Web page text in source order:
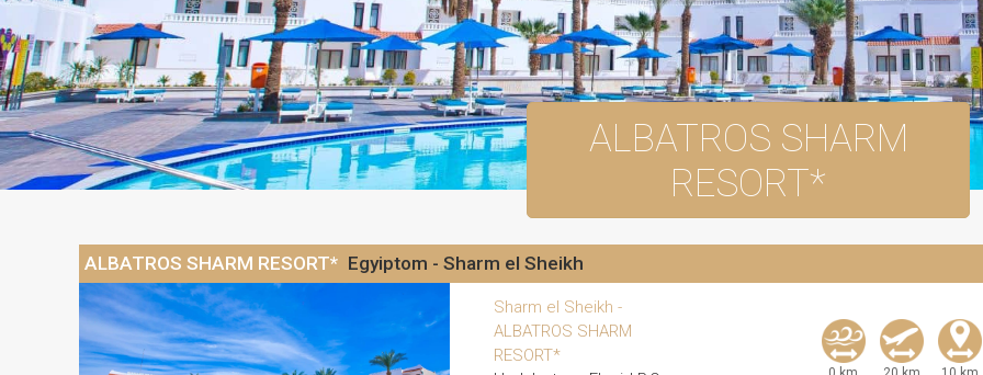
ALBATROS SHARM
RESORT*
ALBATROS SHARM RESORT* Egyiptom - Sharm el Sheikh
Sharm el Sheikh -
ALBATROS SHARM
RESORT*